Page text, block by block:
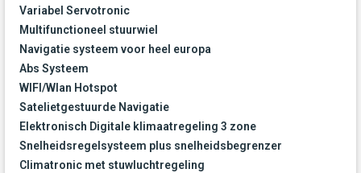
Variabel Servotronic
Multifunctioneel stuurwiel
Navigatie systeem voor heel europa
Abs Systeem
WIFI/Wlan Hotspot
Satelietgestuurde Navigatie
Elektronisch Digitale klimaatregeling 3 zone
Snelheidsregelsysteem plus snelheidsbegrenzer
Climatronic met stuwluchtregeling